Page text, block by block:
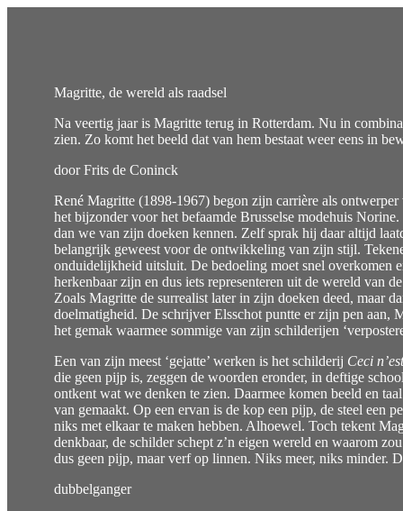
Magritte, de wereld als raadsel
Na veertig jaar is Magritte terug in Rotterdam. Nu in
zien. Zo komt het beeld dat van hem bestaat weer eens in
door Frits de Coninck
René Magritte (1898-1967) begon zijn carrière als
het bijzonder voor het befaamde Brusselse modehuis
dan we van zijn doeken kennen. Zelf sprak hij daar altijd
belangrijk geweest voor de ontwikkeling van zijn stijl.
onduidelijkheid uitsluit. De bedoeling moet snel overkomen
herkenbaar zijn en dus iets representeren uit de wereld van
Zoals Magritte de surrealist later in zijn doeken deed, maar
doelmatigheid. De schrijver Elsschot puntte er zijn pen
het gemak waarmee sommige van zijn schilderijen
Een van zijn meest ‘gejatte’ werken is het schilderij Ceci
die geen pijp is, zeggen de woorden eronder, in deftige
ontkent wat we denken te zien. Daarmee komen beeld en
van gemaakt. Op een ervan is de kop een pijp, de steel
niks met elkaar te maken hebben. Alhoewel. Toch tekent
denkbaar, de schilder schept z’n eigen wereld en waarom
dus geen pijp, maar verf op linnen. Niks meer, niks minder.
dubbelganger